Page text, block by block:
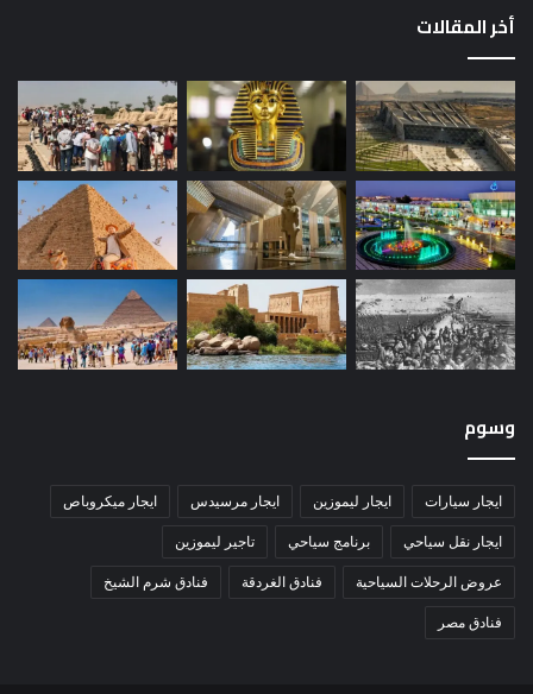
أخر المقالات
وسوم
ايجار سيارات ايجار ليموزين ايجار مرسيدس ايجار ميكروباص
ايجار نقل سياحي برنامج سياحي تاجير ليموزين
عروض الرحلات السياحية فنادق الغردقة فنادق شرم الشيخ
فنادق مصر